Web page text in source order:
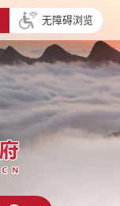
无障碍浏览